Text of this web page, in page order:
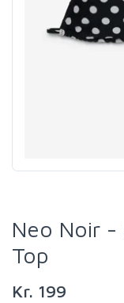
Neo Noir -
Top
Kr. 199